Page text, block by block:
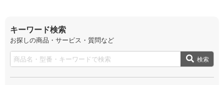
キーワード検索
お探しの商品・サービス・質問など
検索